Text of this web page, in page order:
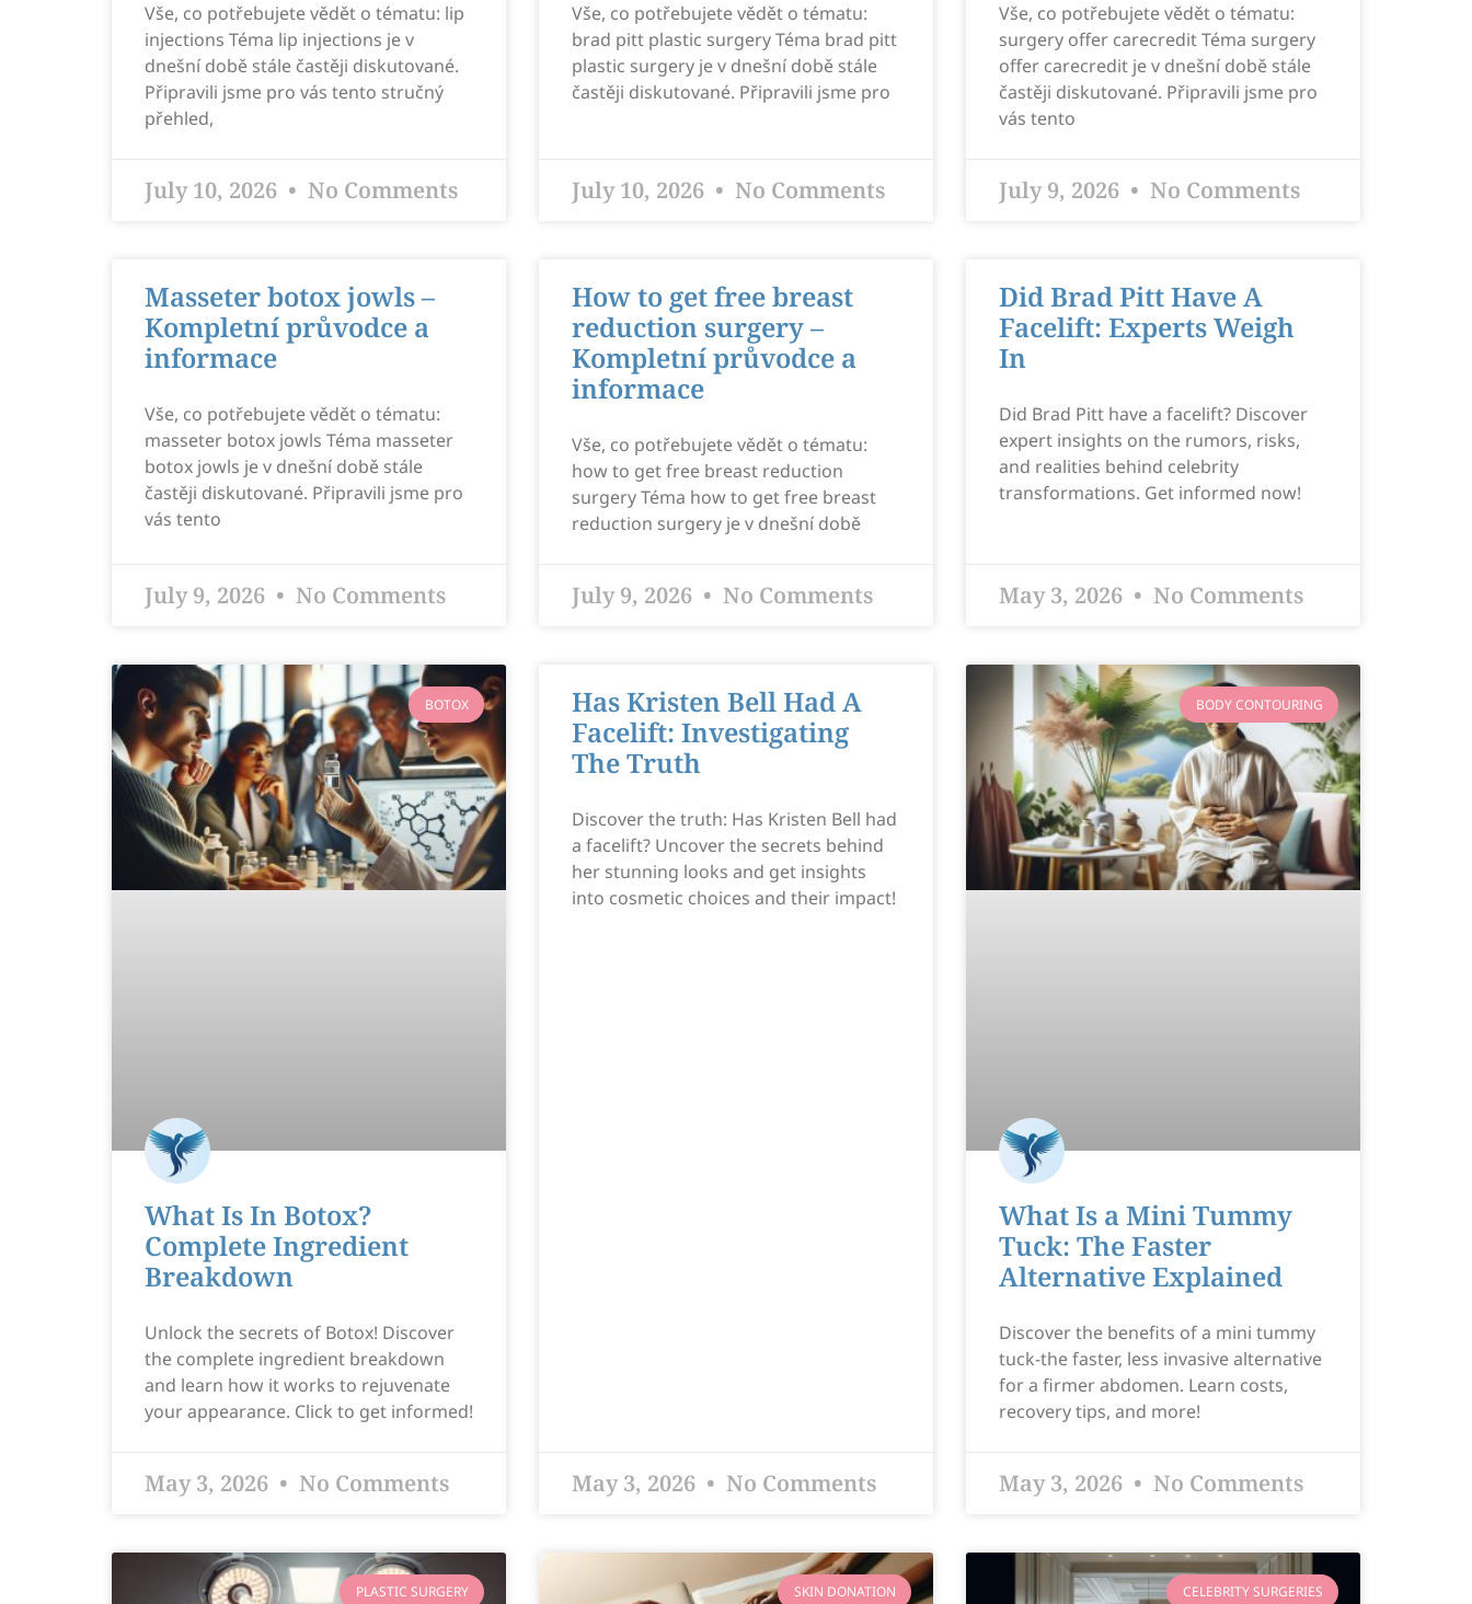
Vše, co potřebujete vědět o tématu: lip
injections Téma lip injections je v
dnešní době stále častěji diskutované.
Připravili jsme pro vás tento stručný
přehled,
July 10, 2026 No Comments
Vše, co potřebujete vědět o tématu:
brad pitt plastic surgery Téma brad pitt
plastic surgery je v dnešní době stále
častěji diskutované. Připravili jsme pro
July 10, 2026 No Comments
Vše, co potřebujete vědět o tématu:
surgery offer carecredit Téma surgery
offer carecredit je v dnešní době stále
častěji diskutované. Připravili jsme pro
vás tento
July 9, 2026 No Comments
Masseter botox jowls –
Kompletní průvodce a
informace
Vše, co potřebujete vědět o tématu:
masseter botox jowls Téma masseter
botox jowls je v dnešní době stále
častěji diskutované. Připravili jsme pro
vás tento
July 9, 2026 No Comments
How to get free breast
reduction surgery –
Kompletní průvodce a
informace
Vše, co potřebujete vědět o tématu:
how to get free breast reduction
surgery Téma how to get free breast
reduction surgery je v dnešní době
July 9, 2026 No Comments
Did Brad Pitt Have A
Facelift: Experts Weigh
In
Did Brad Pitt have a facelift? Discover
expert insights on the rumors, risks,
and realities behind celebrity
transformations. Get informed now!
May 3, 2026 No Comments
BOTOX
What Is In Botox?
Complete Ingredient
Breakdown
Unlock the secrets of Botox! Discover
the complete ingredient breakdown
and learn how it works to rejuvenate
your appearance. Click to get informed!
May 3, 2026 No Comments
Has Kristen Bell Had A
Facelift: Investigating
The Truth
Discover the truth: Has Kristen Bell had
a facelift? Uncover the secrets behind
her stunning looks and get insights
into cosmetic choices and their impact!
May 3, 2026 No Comments
BODY CONTOURING
What Is a Mini Tummy
Tuck: The Faster
Alternative Explained
Discover the benefits of a mini tummy
tuck-the faster, less invasive alternative
for a firmer abdomen. Learn costs,
recovery tips, and more!
May 3, 2026 No Comments
PLASTIC SURGERY SKIN DONATION CELEBRITY SURGERIES